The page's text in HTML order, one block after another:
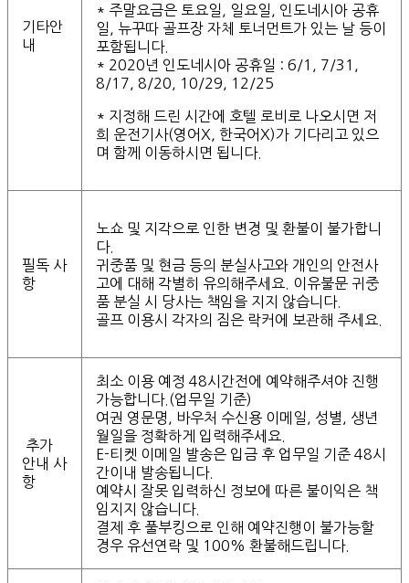
기타안
내
* 주말요금은 토요일, 일요일, 인도네시아 공휴
일, 뉴꾸따 골프장 자체 토너먼트가 있는 날 등이
포함됩니다.
* 2020년 인도네시아 공휴일 : 6/1, 7/31,
8/17, 8/20, 10/29, 12/25
* 지정해 드린 시간에 호텔 로비로 나오시면 저
희 운전기사(영어X, 한국어X)가 기다리고 있으
며 함께 이동하시면 됩니다.
필독 사
항
노쇼 및 지각으로 인한 변경 및 환불이 불가합니
다.
귀중품 및 현금 등의 분실사고와 개인의 안전사
고에 대해 각별히 유의해주세요. 이유불문 귀중
품 분실 시 당사는 책임을 지지 않습니다.
골프 이용시 각자의 짐은 락커에 보관해 주세요.
추가
안내 사
항
최소 이용 예정 48시간전에 예약해주셔야 진행
가능합니다.(업무일 기준)
여권 영문명, 바우처 수신용 이메일, 성별, 생년
월일을 정확하게 입력해주세요.
E-티켓 이메일 발송은 입금 후 업무일 기준 48시
간이내 발송됩니다.
예약시 잘못 입력하신 정보에 따른 불이익은 책
임지지 않습니다.
결제 후 풀부킹으로 인해 예약진행이 불가능할
경우 유선연락 및 100% 환불해드립니다.